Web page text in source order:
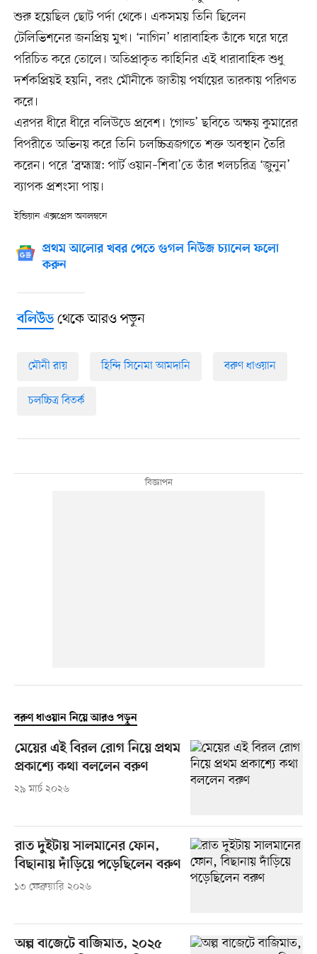
শুরু হয়েছিল ছোট পর্দা থেকে। একসময় তিনি ছিলেন
টেলিভিশনের জনপ্রিয় মুখ। ‘নাগিন’ ধারাবাহিক তাঁকে ঘরে ঘরে
পরিচিত করে তোলে। অতিপ্রাকৃত কাহিনির এই ধারাবাহিক শুধু
দর্শকপ্রিয়ই হয়নি, বরং মৌনীকে জাতীয় পর্যায়ের তারকায় পরিণত
করে।
এরপর ধীরে ধীরে বলিউডে প্রবেশ। ‘গোল্ড’ ছবিতে অক্ষয় কুমারের
বিপরীতে অভিনয় করে তিনি চলচ্চিত্রজগতে শক্ত অবস্থান তৈরি
করেন। পরে ‘ব্রহ্মাস্ত্র: পার্ট ওয়ান–শিবা’তে তাঁর খলচরিত্র ‘জুনুন’
ব্যাপক প্রশংসা পায়।
ইন্ডিয়ান এক্সপ্রেস অবলম্বনে
প্রথম আলোর খবর পেতে গুগল নিউজ চ্যানেল ফলো
করুন
বলিউডথেকে আরও পড়ুন
মৌনী রায় হিন্দি সিনেমা আমদানি বরুণ ধাওয়ান
চলচ্চিত্র বিতর্ক
বরুণ ধাওয়ান নিয়ে আরও পড়ুন
মেয়ের এই বিরল রোগ নিয়ে প্রথম
প্রকাশ্যে কথা বললেন বরুণ
২৯ মার্চ ২০২৬
রাত দুইটায় সালমানের ফোন,
বিছানায় দাঁড়িয়ে পড়েছিলেন বরুণ
১৩ ফেব্রুয়ারি ২০২৬
অল্প বাজেটে বাজিমাত, ২০২৫